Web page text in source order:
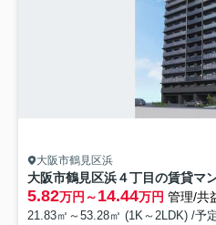
大阪市鶴見区浜
大阪市鶴見区浜４丁目の賃貸マ
5.82万円～14.44万円 管理/共
21.83㎡～53.28㎡ (1K～2LDK) /予